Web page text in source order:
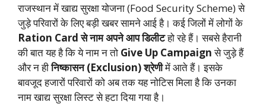
राजस्थान में खाद्य सुरक्षा योजना (Food Security Scheme) से
जुड़े परिवारों के लिए बड़ी खबर सामने आई है। कई जिलों में लोगों के
Ration Card से नाम अपने आप डिलीटहो रहे हैं। सबसे हैरानी
की बात यह है कि ये नाम न तो Give Up Campaignसे जुड़े हैं
और न हीनिष्कासन (Exclusion) श्रेणीमें आते हैं। इसके
बावजूद हजारों परिवारों को अब तक यह नोटिस मिला है कि उनका
नाम खाद्य सुरक्षा लिस्ट से हटा दिया गया है।